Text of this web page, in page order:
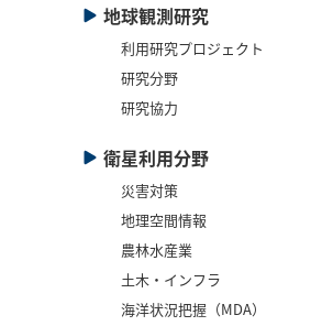
地球観測研究
利用研究プロジェクト
研究分野
研究協力
衛星利用分野
災害対策
地理空間情報
農林水産業
土木・インフラ
海洋状況把握（MDA）